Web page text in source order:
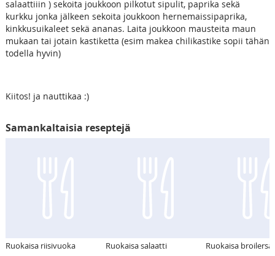
salaattiiin ) sekoita joukkoon pilkotut sipulit, paprika sekä
kurkku jonka jälkeen sekoita joukkoon hernemaissipaprika,
kinkkusuikaleet sekä ananas. Laita joukkoon mausteita maun
mukaan tai jotain kastiketta (esim makea chilikastike sopii tähän
todella hyvin)
Kiitos! ja nauttikaa :)
Samankaltaisia reseptejä
Ruokaisa riisivuoka Ruokaisa salaatti Ruokaisa